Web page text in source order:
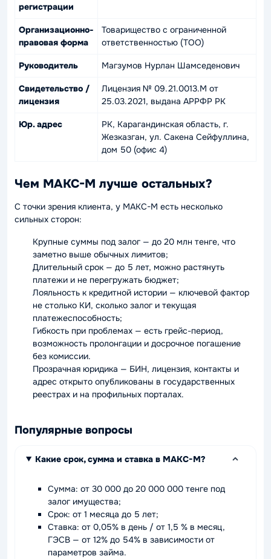
регистрации
Организационно-
правовая форма
Товарищество с ограниченной
ответственностью (ТОО)
Руководитель Магзумов Нурлан Шамседенович
Свидетельство /
лицензия
Лицензия № 09.21.0013.М от
25.03.2021, выдана АРРФР РК
Юр. адрес
РК, Карагандинская область, г.
Жезказган, ул. Сакена Сейфуллина,
дом 50 (офис 4)
Чем МАКС-М лучше остальных?
С точки зрения клиента, у МАКС-М есть несколько
сильных сторон:
Крупные суммы под залог — до 20 млн тенге, что
заметно выше обычных лимитов;
Длительный срок — до 5 лет, можно растянуть
платежи и не перегружать бюджет;
Лояльность к кредитной истории — ключевой фактор
не столько КИ, сколько залог и текущая
платежеспособность;
Гибкость при проблемах — есть грейс-период,
возможность пролонгации и досрочное погашение
без комиссии.
Прозрачная юридика — БИН, лицензия, контакты и
адрес открыто опубликованы в государственных
реестрах и на профильных порталах.
Популярные вопросы
Какие срок, сумма и ставка в МАКС-М?
Сумма: от 30 000 до 20 000 000 тенге под
залог имущества;
Срок: от 1 месяца до 5 лет;
Ставка: от 0,05% в день / от 1,5 % в месяц,
ГЭСВ — от 12% до 54% в зависимости от
параметров займа.